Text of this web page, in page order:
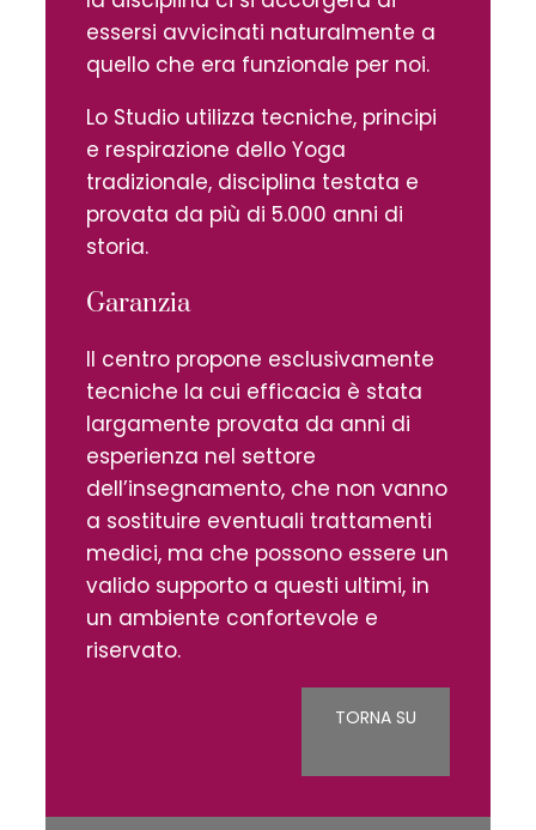
essersi avvicinati naturalmente a
quello che era funzionale per noi.
Lo Studio utilizza tecniche, principi
e respirazione dello Yoga
tradizionale, disciplina testata e
provata da più di 5.000 anni di
storia.
Garanzia
Il centro propone esclusivamente
tecniche la cui efficacia è stata
largamente provata da anni di
esperienza nel settore
dell’insegnamento, che non vanno
a sostituire eventuali trattamenti
medici, ma che possono essere un
valido supporto a questi ultimi, in
un ambiente confortevole e
riservato.
TORNA SU